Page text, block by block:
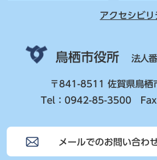
アクセシビリ
鳥栖市役所 法人
〒841-8511 佐賀県鳥栖
Tel：0942-85-3500
メールでのお問い合わ